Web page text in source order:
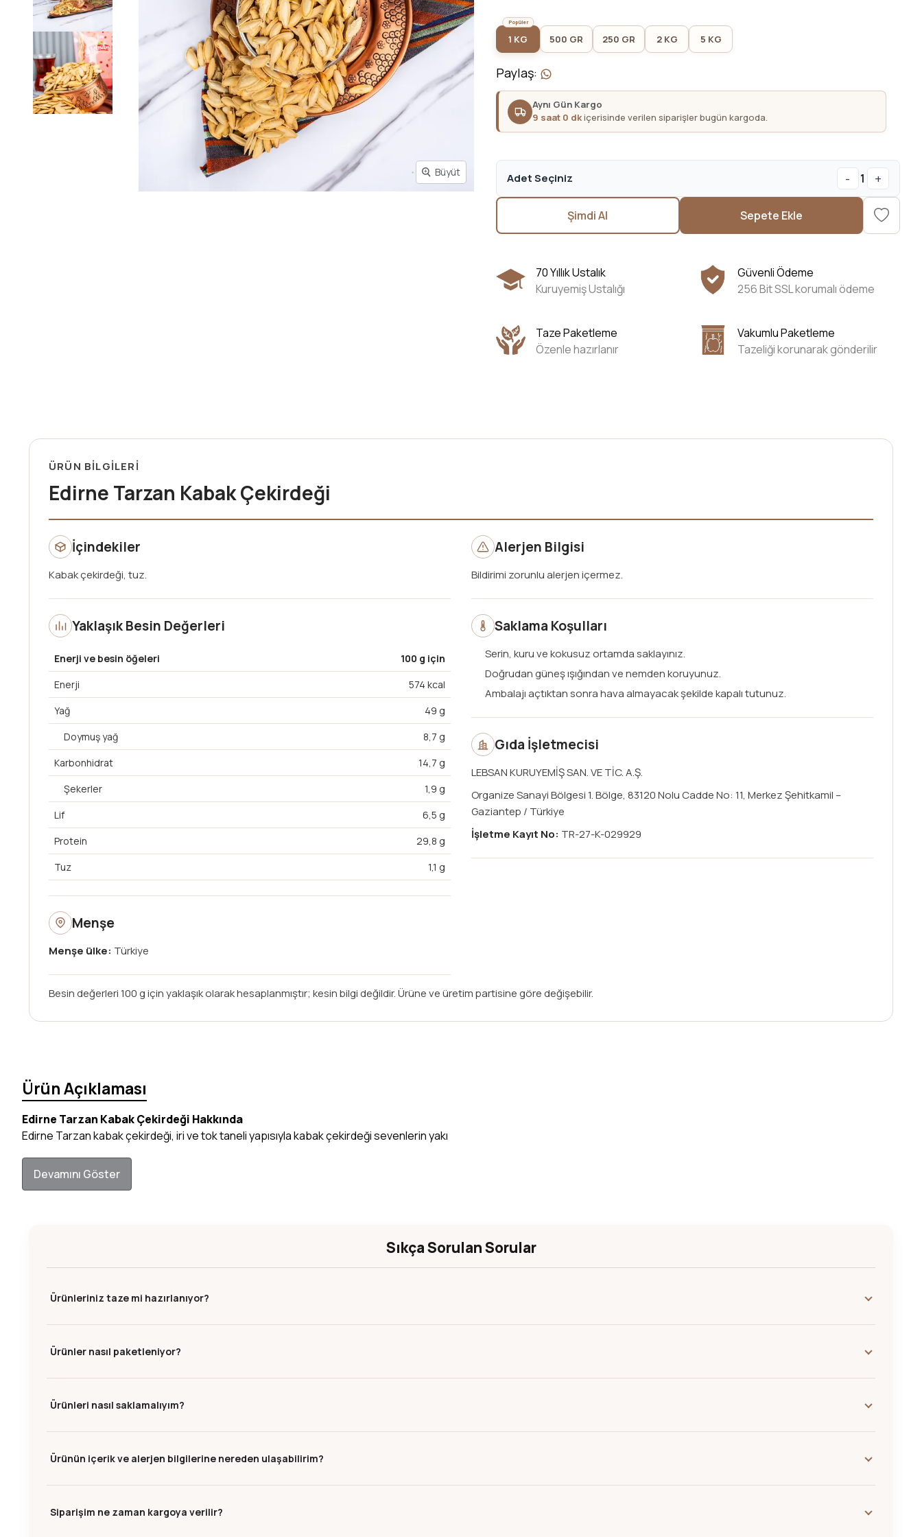
Büyüt
1 KG 500 GR 250 GR 2 KG 5 KG
Paylaş:
Aynı Gün Kargo
9 saat 0 dkiçerisinde verilen siparişler bugün kargoda.
Adet Seçiniz - 1 +
Şimdi Al Sepete Ekle
70 Yıllık Ustalık
Kuruyemiş Ustalığı
Güvenli Ödeme
256 Bit SSL korumalı ödeme
Taze Paketleme
Özenle hazırlanır
Vakumlu Paketleme
Tazeliği korunarak gönderilir
ÜRÜN BİLGİLERİ
Edirne Tarzan Kabak Çekirdeği
İçindekiler
Kabak çekirdeği, tuz.
Yaklaşık Besin Değerleri
Enerji ve besin öğeleri
100 g için
Enerji
574 kcal
Yağ
49 g
Doymuş yağ
8,7 g
Karbonhidrat
14,7 g
Şekerler
1,9 g
Lif
6,5 g
Protein
29,8 g
Tuz
1,1 g
Menşe
Menşe ülke: Türkiye
Alerjen Bilgisi
Bildirimi zorunlu alerjen içermez.
Saklama Koşulları
Serin, kuru ve kokusuz ortamda saklayınız.
Doğrudan güneş ışığından ve nemden koruyunuz.
Ambalajı açtıktan sonra hava almayacak şekilde kapalı tutunuz.
Gıda İşletmecisi
LEBSAN KURUYEMİŞ SAN. VE TİC. A.Ş.
Organize Sanayi Bölgesi 1. Bölge, 83120 Nolu Cadde No: 11, Merkez Şehitkamil –
Gaziantep / Türkiye
İşletme Kayıt No: TR-27-K-029929
Besin değerleri 100 g için yaklaşık olarak hesaplanmıştır; kesin bilgi değildir. Ürüne ve üretim partisine göre değişebilir.
Ürün Açıklaması
Edirne Tarzan Kabak Çekirdeği Hakkında
Edirne Tarzan kabak çekirdeği, iri ve tok taneli yapısıyla kabak çekirdeği sevenlerin yakı
Devamını Göster
Sıkça Sorulan Sorular
Ürünleriniz taze mi hazırlanıyor?
Ürünler nasıl paketleniyor?
Ürünleri nasıl saklamalıyım?
Ürünün içerik ve alerjen bilgilerine nereden ulaşabilirim?
Siparişim ne zaman kargoya verilir?